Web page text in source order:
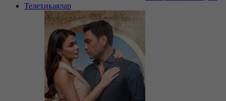
Телехикаялар